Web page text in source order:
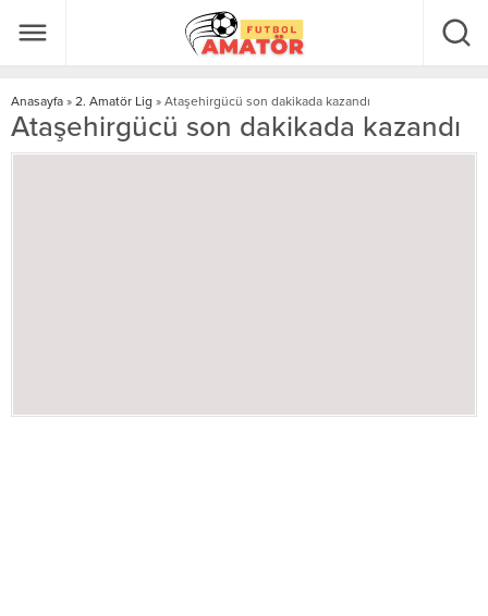
Anasayfa » 2. Amatör Lig » Ataşehirgücü son dakikada kazandı
Ataşehirgücü son dakikada kazandı